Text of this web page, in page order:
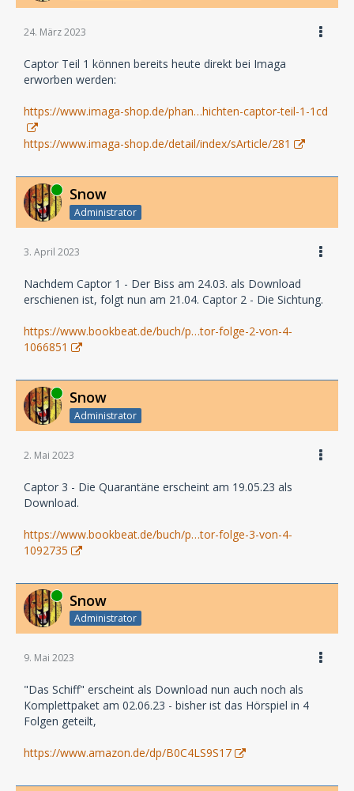
24. März 2023
Captor Teil 1 können bereits heute direkt bei Imaga
erworben werden:
https://www.imaga-shop.de/phan…hichten-captor-teil-1-1cd
https://www.imaga-shop.de/detail/index/sArticle/281
Online Snow
Administrator
3. April 2023
Nachdem Captor 1 - Der Biss am 24.03. als Download
erschienen ist, folgt nun am 21.04. Captor 2 - Die Sichtung.
https://www.bookbeat.de/buch/p…tor-folge-2-von-4-
1066851
Online Snow
Administrator
2. Mai 2023
Captor 3 - Die Quarantäne erscheint am 19.05.23 als
Download.
https://www.bookbeat.de/buch/p…tor-folge-3-von-4-
1092735
Online Snow
Administrator
9. Mai 2023
"Das Schiff" erscheint als Download nun auch noch als
Komplettpaket am 02.06.23 - bisher ist das Hörspiel in 4
Folgen geteilt,
https://www.amazon.de/dp/B0C4LS9S17